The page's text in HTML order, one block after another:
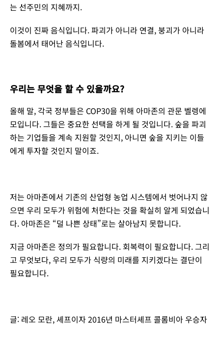
는 선주민의 지혜까지.
이것이 진짜 음식입니다. 파괴가 아니라 연결, 붕괴가 아니라
돌봄에서 태어난 음식입니다.
우리는 무엇을 할 수 있을까요?
올해 말, 각국 정부들은 COP30을 위해 아마존의 관문 벨렝에
모입니다. 그들은 중요한 선택을 하게 될 것입니다. 숲을 파괴
하는 기업들을 계속 지원할 것인지, 아니면 숲을 지키는 이들
에게 투자할 것인지 말이죠.
저는 아마존에서 기존의 산업형 농업 시스템에서 벗어나지 않
으면 우리 모두가 위험에 처한다는 것을 확실히 알게 되었습니
다. 아마존은 “덜 나쁜 상태”로는 살아남지 못합니다.
지금 아마존은 정의가 필요합니다. 회복력이 필요합니다. 그리
고 무엇보다, 우리 모두가 식량의 미래를 지키겠다는 결단이
필요합니다.
글: 레오 모란, 셰프이자 2016년 마스터셰프 콜롬비아 우승자